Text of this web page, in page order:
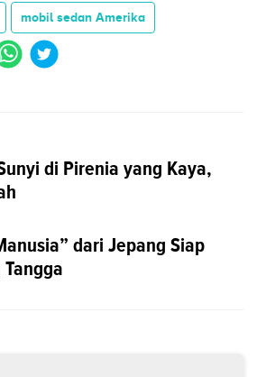
mobil sedan Amerika
di Pirenia yang Kaya,
dari Jepang Siap